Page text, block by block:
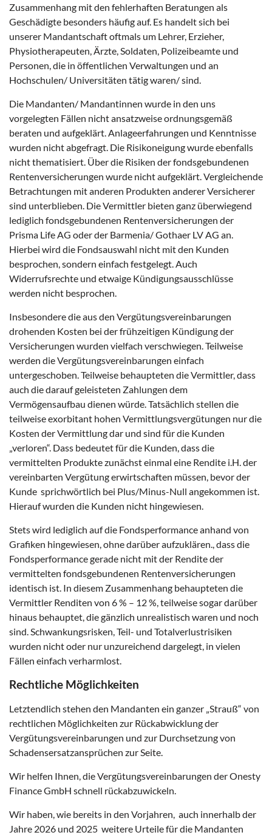
Zusammenhang mit den fehlerhaften Beratungen als
Geschädigte besonders häufig auf. Es handelt sich bei
unserer Mandantschaft oftmals um Lehrer, Erzieher,
Physiotherapeuten, Ärzte, Soldaten, Polizeibeamte und
Personen, die in öffentlichen Verwaltungen und an
Hochschulen/ Universitäten tätig waren/ sind.
Die Mandanten/ Mandantinnen wurde in den uns
vorgelegten Fällen nicht ansatzweise ordnungsgemäß
beraten und aufgeklärt. Anlageerfahrungen und Kenntnisse
wurden nicht abgefragt. Die Risikoneigung wurde ebenfalls
nicht thematisiert. Über die Risiken der fondsgebundenen
Rentenversicherungen wurde nicht aufgeklärt. Vergleichende
Betrachtungen mit anderen Produkten anderer Versicherer
sind unterblieben. Die Vermittler bieten ganz überwiegend
lediglich fondsgebundenen Rentenversicherungen der
Prisma Life AG oder der Barmenia/ Gothaer LV AG an.
Hierbei wird die Fondsauswahl nicht mit den Kunden
besprochen, sondern einfach festgelegt. Auch
Widerrufsrechte und etwaige Kündigungsausschlüsse
werden nicht besprochen.
Insbesondere die aus den Vergütungsvereinbarungen
drohenden Kosten bei der frühzeitigen Kündigung der
Versicherungen wurden vielfach verschwiegen. Teilweise
werden die Vergütungsvereinbarungen einfach
untergeschoben. Teilweise behaupteten die Vermittler, dass
auch die darauf geleisteten Zahlungen dem
Vermögensaufbau dienen würde. Tatsächlich stellen die
teilweise exorbitant hohen Vermittlungsvergütungen nur die
Kosten der Vermittlung dar und sind für die Kunden
„verloren“. Dass bedeutet für die Kunden, dass die
vermittelten Produkte zunächst einmal eine Rendite i.H. der
vereinbarten Vergütung erwirtschaften müssen, bevor der
Kunde sprichwörtlich bei Plus/Minus-Null angekommen ist.
Hierauf wurden die Kunden nicht hingewiesen.
Stets wird lediglich auf die Fondsperformance anhand von
Grafiken hingewiesen, ohne darüber aufzuklären., dass die
Fondsperformance gerade nicht mit der Rendite der
vermittelten fondsgebundenen Rentenversicherungen
identisch ist. In diesem Zusammenhang behaupteten die
Vermittler Renditen von 6 % – 12 %, teilweise sogar darüber
hinaus behauptet, die gänzlich unrealistisch waren und noch
sind. Schwankungsrisken, Teil- und Totalverlustrisiken
wurden nicht oder nur unzureichend dargelegt, in vielen
Fällen einfach verharmlost.
Rechtliche Möglichkeiten
Letztendlich stehen den Mandanten ein ganzer „Strauß“ von
rechtlichen Möglichkeiten zur Rückabwicklung der
Vergütungsvereinbarungen und zur Durchsetzung von
Schadensersatzansprüchen zur Seite.
Wir helfen Ihnen, die Vergütungsvereinbarungen der Onesty
Finance GmbH schnell rückabzuwickeln.
Wir haben, wie bereits in den Vorjahren, auch innerhalb der
Jahre 2026 und 2025 weitere Urteile für die Mandanten